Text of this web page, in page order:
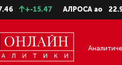
+-15.47 АЛРОСА ао 22.99